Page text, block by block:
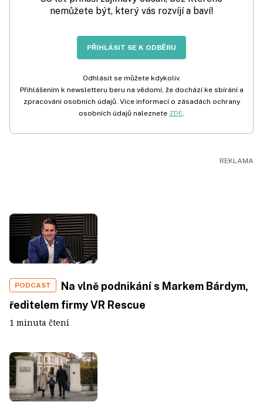
nemůžete být, který vás rozvíjí a baví!
PŘIHLÁSIT SE K ODBĚRU
Odhlásit se můžete kdykoliv.
Přihlášením k newsletteru beru na vědomí, že dochází ke sbírání a
zpracování osobních údajů. Více informací o zásadách ochrany
osobních údajů naleznete ZDE.
PODCAST
Na vlně podnikání s Markem Bárdym,
ředitelem firmy VR Rescue
1 minuta čtení